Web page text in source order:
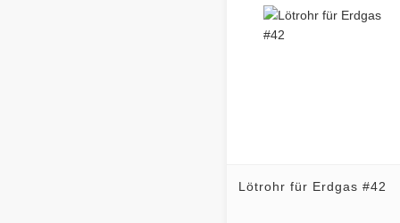
Lötrohr für Erdgas #42